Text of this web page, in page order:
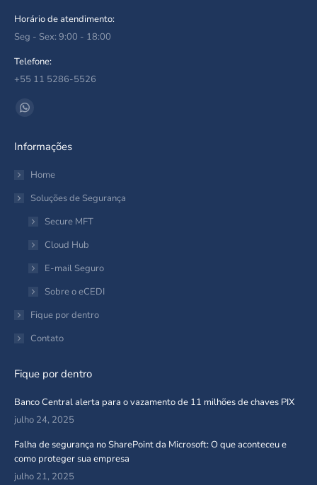
Horário de atendimento:
Seg - Sex: 9:00 - 18:00
Telefone:
+55 11 5286-5526
Encontre-nos em:
Whatsapp
opens
Informações
Home
Soluções de Segurança
Secure MFT
Cloud Hub
E-mail Seguro
Sobre o eCEDI
Fique por dentro
Contato
Fique por dentro
Banco Central alerta para o vazamento de 11 milhões de chaves PIX
julho 24, 2025
Falha de segurança no SharePoint da Microsoft: O que aconteceu e
como proteger sua empresa
julho 21, 2025